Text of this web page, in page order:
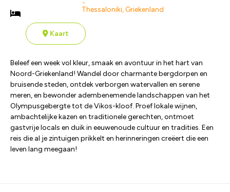
Thessaloniki, Griekenland
Kaart
Beleef een week vol kleur, smaak en avontuur in het hart van
Noord-Griekenland! Wandel door charmante bergdorpen en
bruisende steden, ontdek verborgen watervallen en serene
meren, en bewonder adembenemende landschappen van het
Olympusgebergte tot de Vikos-kloof. Proef lokale wijnen,
ambachtelijke kazen en traditionele gerechten, ontmoet
gastvrije locals en duik in eeuwenoude cultuur en tradities. Een
reis die al je zintuigen prikkelt en herinneringen creëert die een
leven lang meegaan!